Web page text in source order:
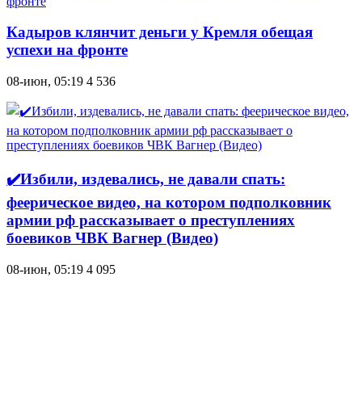
Кадыров клянчит деньги у Кремля обещая
успехи на фронте
08-июн, 05:19 4 536
✔️Избили, издевались, не давали спать:
феерическое видео, на котором подполковник
армии рф рассказывает о преступлениях
боевиков ЧВК Вагнер (Видео)
08-июн, 05:19 4 095